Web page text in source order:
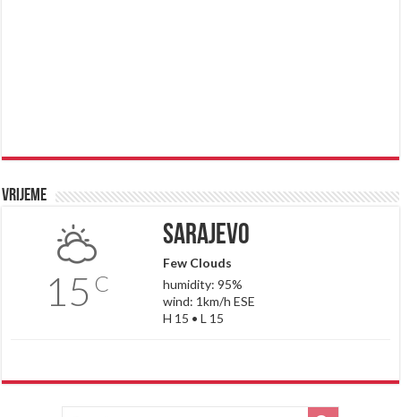
Vrijeme
15 C
Sarajevo
Few Clouds
humidity: 95%
wind: 1km/h ESE
H 15 • L 15